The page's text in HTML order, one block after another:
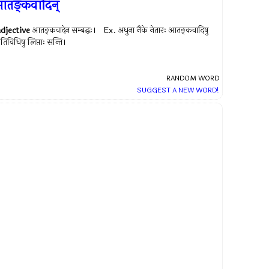
आतङ्कवादेन सम्बद्धः। Ex.अधुना नैके नेतारः आतङ्कवादिषु
लिप्ताः सन्ति।
RANDOM WORD
SUGGEST A NEW WORD!